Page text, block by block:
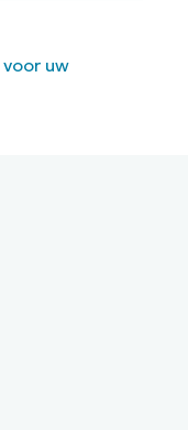
uw